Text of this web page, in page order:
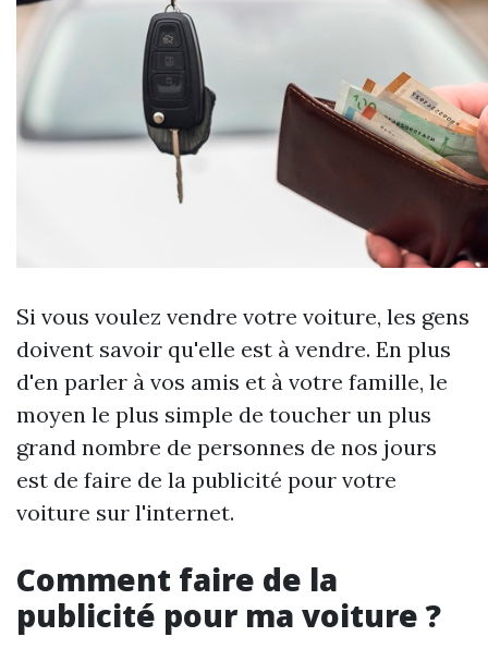
Si vous voulez vendre votre voiture, les gens
doivent savoir qu'elle est à vendre. En plus
d'en parler à vos amis et à votre famille, le
moyen le plus simple de toucher un plus
grand nombre de personnes de nos jours
est de faire de la publicité pour votre
voiture sur l'internet.
Comment faire de la
publicité pour ma voiture ?